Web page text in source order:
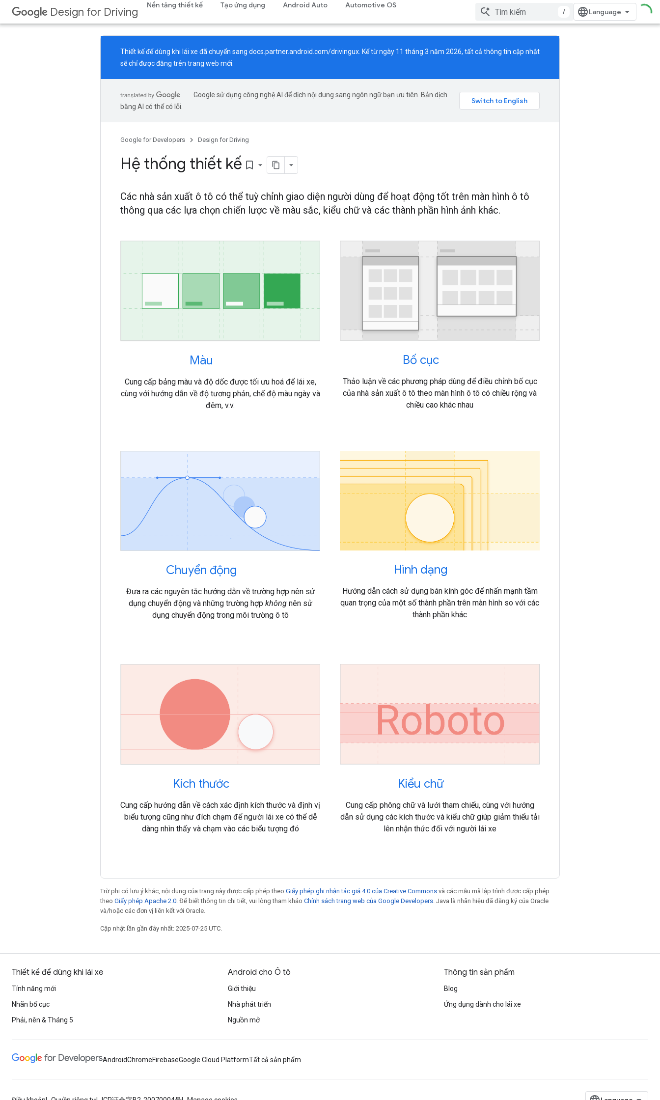
Design for Driving
Nền tảng thiết kế Tạo ứng dụng Android Auto Automotive OS
/
Thiết kế để dùng khi lái xe đã chuyển sang docs.partner.android.com/drivingux . Kể từ ngày 11 tháng 3 năm 2026, tất cả thông tin cập nhật
sẽ chỉ được đăng trên trang web mới.
Google sử dụng công nghệ AI để dịch nội dung sang ngôn ngữ bạn ưu tiên. Bản dịch
bằng AI có thể có lỗi.
Google for Developers Design for Driving
Hệ thống thiết kế bookmark_border
Các nhà sản xuất ô tô có thể tuỳ chỉnh giao diện người dùng để hoạt động tốt trên màn hình ô tô
thông qua các lựa chọn chiến lược về màu sắc, kiểu chữ và các thành phần hình ảnh khác.
Màu
Cung cấp bảng màu và độ dốc được tối ưu hoá để lái xe,
cùng với hướng dẫn về độ tương phản, chế độ màu ngày và
đêm, v.v.
Bố cục
Thảo luận về các phương pháp dùng để điều chỉnh bố cục
của nhà sản xuất ô tô theo màn hình ô tô có chiều rộng và
chiều cao khác nhau
Chuyển động
Đưa ra các nguyên tắc hướng dẫn về trường hợp nên sử
dụng chuyển động và những trường hợp khôngnên sử
dụng chuyển động trong môi trường ô tô
Hình dạng
Hướng dẫn cách sử dụng bán kính góc để nhấn mạnh tầm
quan trọng của một số thành phần trên màn hình so với các
thành phần khác
Kích thước
Cung cấp hướng dẫn về cách xác định kích thước và định vị
biểu tượng cũng như đích chạm để người lái xe có thể dễ
dàng nhìn thấy và chạm vào các biểu tượng đó
Kiểu chữ
Cung cấp phông chữ và lưới tham chiếu, cùng với hướng
dẫn sử dụng các kích thước và kiểu chữ giúp giảm thiểu tải
lên nhận thức đối với người lái xe
Trừ phi có lưu ý khác, nội dung của trang này được cấp phép theo Giấy phép ghi nhận tác giả 4.0 của Creative Commons và các mẫu mã lập trình được cấp phép
theo Giấy phép Apache 2.0 . Để biết thông tin chi tiết, vui lòng tham khảo Chính sách trang web của Google Developers . Java là nhãn hiệu đã đăng ký của Oracle
và/hoặc các đơn vị liên kết với Oracle.
Cập nhật lần gần đây nhất: 2025-07-25 UTC.
Thiết kế để dùng khi lái xe
Tính năng mới
Nhãn bố cục
Phải, nên & Tháng 5
Android cho Ô tô
Giới thiệu
Nhà phát triển
Nguồn mở
Thông tin sản phẩm
Blog
Ứng dụng dành cho lái xe
AndroidChromeFirebaseGoogle Cloud PlatformTất cả sản phẩm